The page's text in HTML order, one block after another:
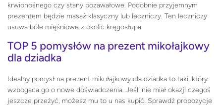
krwionośnego czy stany pozawałowe. Podobnie przyjemnym
prezentem będzie masaż klasyczny lub leczniczy. Ten leczniczy
usuwa bóle mięśniowe z okolic kręgosłupa.
TOP 5 pomysłów na prezent mikołajkowy
dla dziadka
Idealny pomysł na prezent mikołajkowy dla dziadka to taki, który
wzbogaca go o nowe doświadczenia. Jeśli nie miał okazji czegoś
jeszcze przeżyć, możesz mu to u nas kupić. Sprawdź propozycje